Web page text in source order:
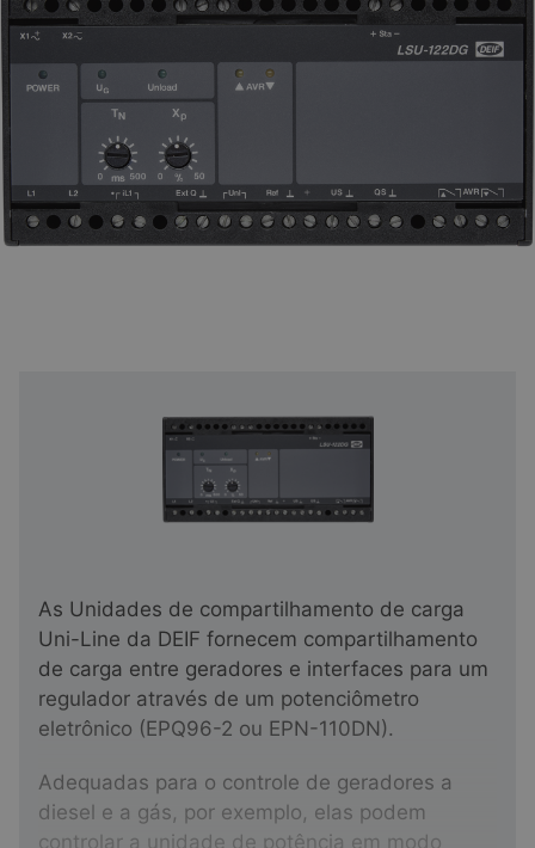
As Unidades de compartilhamento de carga
Uni-Line da DEIF fornecem compartilhamento
de carga entre geradores e interfaces para um
regulador através de um potenciômetro
eletrônico (EPQ96-2 ou EPN-110DN).
Adequadas para o controle de geradores a
diesel e a gás, por exemplo, elas podem
controlar a unidade de potência em modo